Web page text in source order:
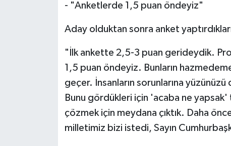
- "Anketlerde 1,5 puan öndeyiz"
Aday olduktan sonra anket
"İlk ankette 2,5-3 puan gerideydik.
1,5 puan öndeyiz. Bunların
geçer. İnsanların sorunlarına
Bunu gördükleri için 'acaba ne yapsak'
çözmek için meydana çıktık. Daha
milletimiz bizi istedi, Sayın